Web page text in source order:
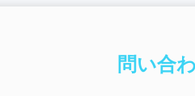
問い合